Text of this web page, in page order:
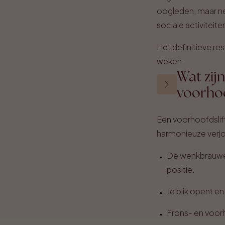
oogleden, maar
sociale
Het definitieve
weken.
Wat
Een
harmonieuze
De
positie.
Je blik opent
Frons- en